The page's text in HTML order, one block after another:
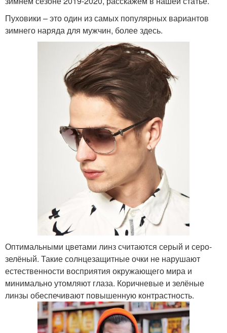
Пуховики – это один из самых популярных вариантов
зимнего наряда для мужчин, более здесь.
Оптимальными цветами линз считаются серый и серо-
зелёный. Такие солнцезащитные очки не нарушают
естественности восприятия окружающего мира и
минимально утомляют глаза. Коричневые и зелёные
линзы обеспечивают повышенную контрастность.